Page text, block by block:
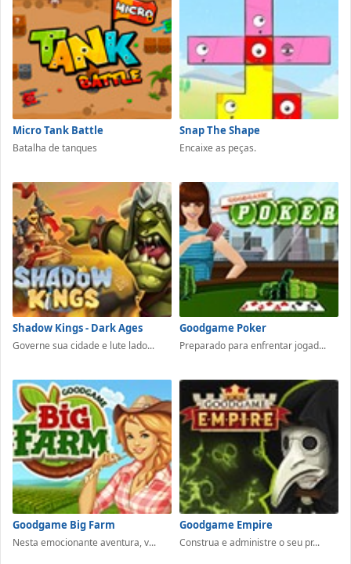
Micro Tank Battle
Batalha de tanques
Snap The Shape
Encaixe as peças.
Shadow Kings - Dark Ages
Governe sua cidade e lute lado...
Goodgame Poker
Preparado para enfrentar jogad...
Goodgame Big Farm
Nesta emocionante aventura, v...
Goodgame Empire
Construa e administre o seu pr...